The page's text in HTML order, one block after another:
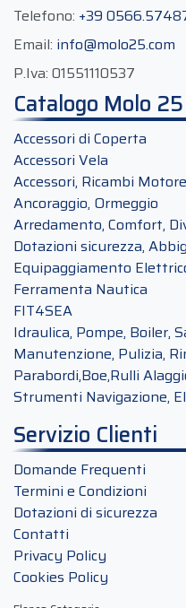
Telefono: +39
Email: info@molo25.com
P.Iva: 01551110537
Catalogo Molo 25
Accessori di Coperta
Accessori Vela
Accessori, Ricambi
Ancoraggio, Ormeggio
Arredamento, Comfort,
Dotazioni sicurezza,
Equipaggiamento
Ferramenta Nautica
FIT4SEA
Idraulica, Pompe, Boiler,
Manutenzione, Pulizia,
Parabordi,Boe,Rulli
Strumenti Navigazione,
Servizio Clienti
Domande Frequenti
Termini e Condizioni
Dotazioni di sicurezza
Contatti
Privacy Policy
Cookies Policy